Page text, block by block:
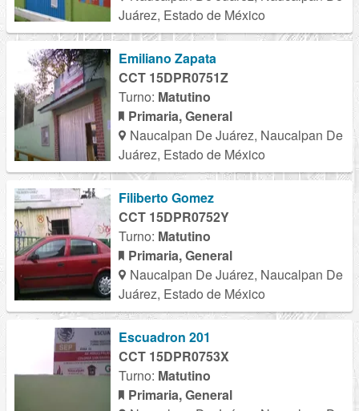
Juárez, Estado de México
Emiliano Zapata
CCT 15DPR0751Z
Turno: Matutino
Primaria, General
Naucalpan De Juárez, Naucalpan De
Juárez, Estado de México
Filiberto Gomez
CCT 15DPR0752Y
Turno: Matutino
Primaria, General
Naucalpan De Juárez, Naucalpan De
Juárez, Estado de México
Escuadron 201
CCT 15DPR0753X
Turno: Matutino
Primaria, General